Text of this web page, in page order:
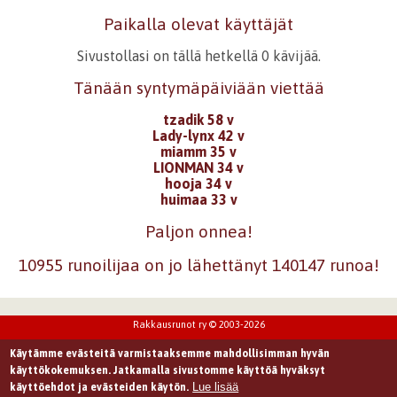
Olet todella kirjailija ainesta! Osaat todella kirjoittaa!
4.3.2023 11:30Tojutu
tunnu siltä, että olisin kovinkaan kummoinen
kirjoittaja, paljon vielä kaikenlaista opittavaa, mutta
rekisteröidykommentoidaksesi
Katariina Varjoranta
pakko lukea loppuun saakka, sisällään kauneutta ja
viisautta. Pidin kovasti :)
Kiitos paljon Katariina, todella kiva saada tuollaista
palautetta, kaikkea hyvää sinulle! =)
Paikalla olevat käyttäjät
Sivustollasi on tällä hetkellä 0 kävijää.
Tänään syntymäpäiviään viettää
tzadik 58 v
Lady-lynx 42 v
miamm 35 v
LIONMAN 34 v
hooja 34 v
huimaa 33 v
Paljon onnea!
10955 runoilijaa on jo lähettänyt 140147 runoa!
Rakkausrunot ry © 2003-2026
Käytämme evästeitä varmistaaksemme mahdollisimman hyvän
käyttökokemuksen. Jatkamalla sivustomme käyttöä hyväksyt
käyttöehdot ja evästeiden käytön. Lue lisää